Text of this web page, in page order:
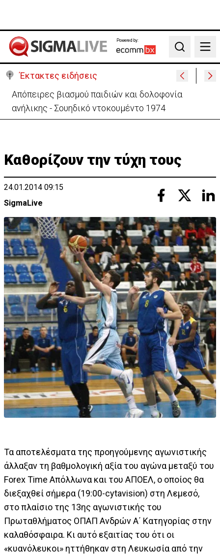
Powered by:
Search
Έκτακτες ειδήσεις
Μεγάλο πακέτο όπλων από Τουρκία προς Ουκρανία
-Κίνηση με μήνυμα προς Μόσχα;
Καθορίζουν την τύχη τους
24.01.2014 09:15
SigmaLive
Τα αποτελέσματα της προηγούμενης αγωνιστικής
άλλαξαν τη βαθμολογική αξία του αγώνα μεταξύ του
Forex Time Απόλλωνα και του ΑΠΟΕΛ, ο οποίος θα
διεξαχθεί σήμερα (19:00-cytavision) στη Λεμεσό,
στο πλαίσιο της 13ης αγωνιστικής του
Πρωταθλήματος ΟΠΑΠ Ανδρών Α΄ Κατηγορίας στην
καλαθόσφαιρα. Κι αυτό εξαιτίας του ότι οι
«κυανόλευκοι» ηττήθηκαν στη Λευκωσία από την